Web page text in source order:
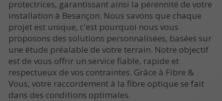
protectrices, garantissant ainsi la pérennité de votre
installation à Besançon. Nous savons que chaque
projet est unique, c'est pourquoi nous vous
proposons des solutions personnalisées, basées sur
une étude préalable de votre terrain. Notre objectif
est de vous offrir un service fiable, rapide et
respectueux de vos contraintes. Grâce à Fibre &
Vous, votre raccordement à la fibre optique se fait
dans des conditions optimales.